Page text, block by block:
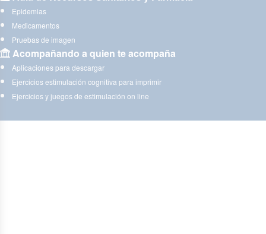
Epidemias
Medicamentos
Pruebas de imagen
Acompañando a quien te acompaña
Aplicaciones para descargar
Ejercicios estimulación cognitiva para imprimir
Ejercicios y juegos de estimulación on line